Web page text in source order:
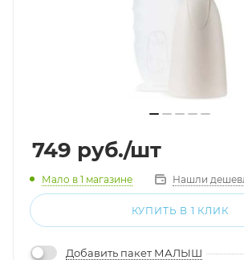
749 руб./шт
Мало в 1 магазине Нашли
КУПИТЬ В 1 КЛИК
Добавить пакет МАЛЫШ